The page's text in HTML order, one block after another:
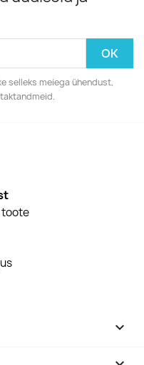
selleks meiega ühendust,
toote
